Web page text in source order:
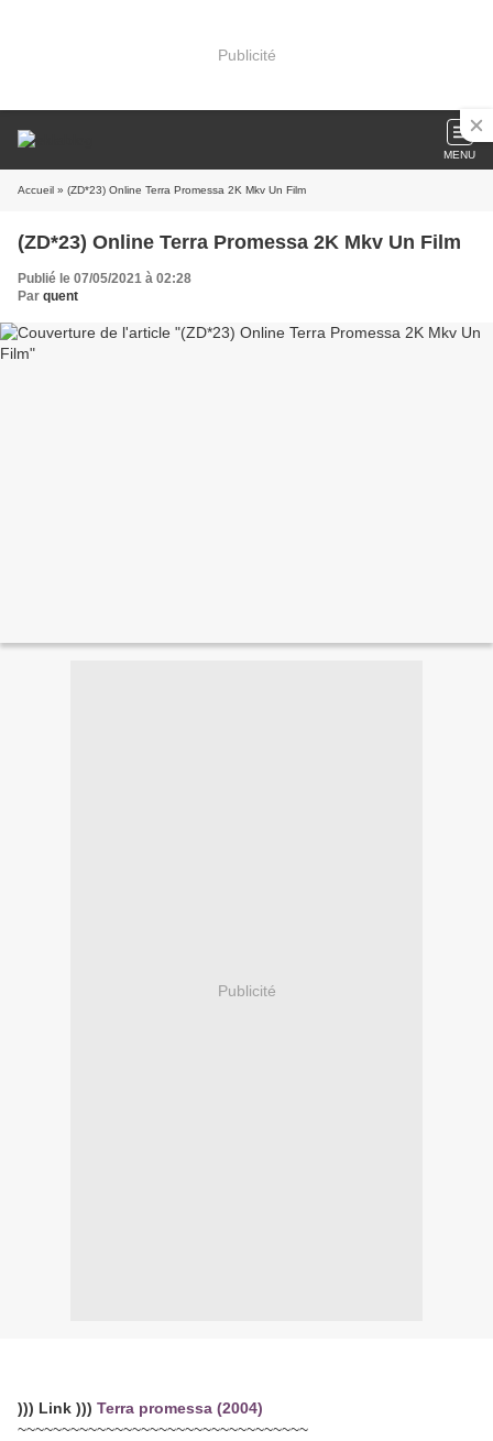
Publicité
MENU
Accueil » (ZD*23) Online Terra Promessa 2K Mkv Un Film
(ZD*23) Online Terra Promessa 2K Mkv Un Film
Publié le 07/05/2021 à 02:28
Par quent
Publicité
))) Link ))) Terra promessa (2004)
~~~~~~~~~~~~~~~~~~~~~~~~~~~~~~~~~